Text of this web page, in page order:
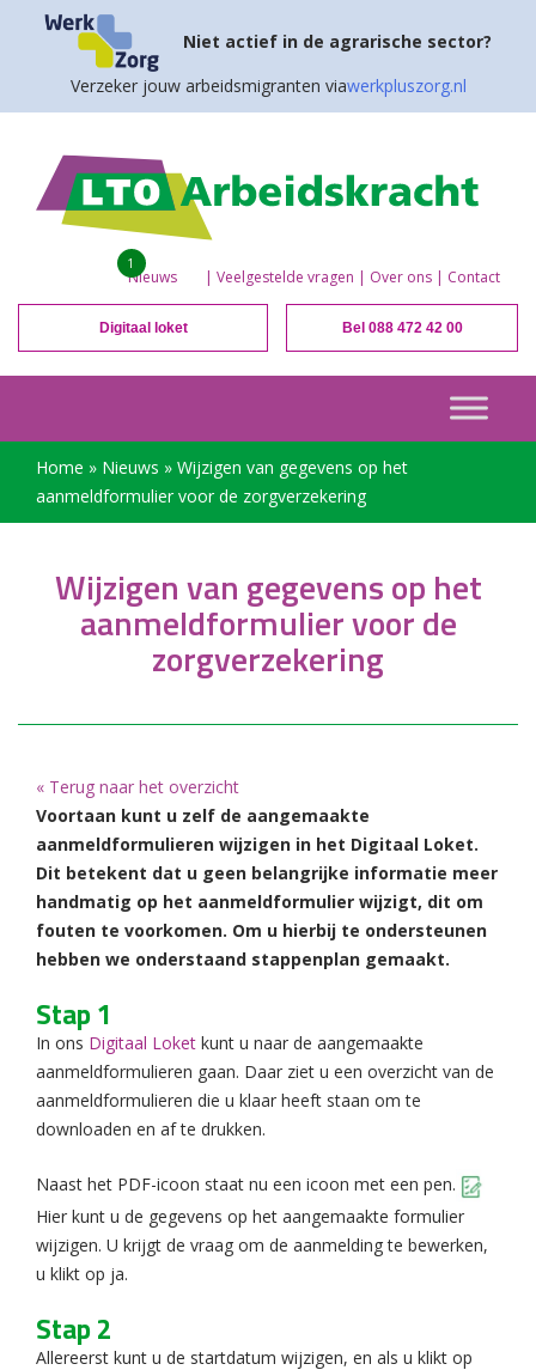
Niet actief in de agrarische sector?
Verzeker jouw arbeidsmigranten viawerkpluszorg.nl
Nieuws
1
| Veelgestelde vragen | Over ons | Contact
Digitaal loket Bel 088 472 42 00
Home » Nieuws » Wijzigen van gegevens op het
aanmeldformulier voor de zorgverzekering
Wijzigen van gegevens op het
aanmeldformulier voor de
zorgverzekering
« Terug naar het overzicht
Voortaan kunt u zelf de aangemaakte
aanmeldformulieren wijzigen in het Digitaal Loket.
Dit betekent dat u geen belangrijke informatie meer
handmatig op het aanmeldformulier wijzigt, dit om
fouten te voorkomen. Om u hierbij te ondersteunen
hebben we onderstaand stappenplan gemaakt.
Stap 1
In ons Digitaal Loket kunt u naar de aangemaakte
aanmeldformulieren gaan. Daar ziet u een overzicht van de
aanmeldformulieren die u klaar heeft staan om te
downloaden en af te drukken.
Naast het PDF-icoon staat nu een icoon met een pen.
Hier kunt u de gegevens op het aangemaakte formulier
wijzigen. U krijgt de vraag om de aanmelding te bewerken,
u klikt op ja.
Stap 2
Allereerst kunt u de startdatum wijzigen, en als u klikt op